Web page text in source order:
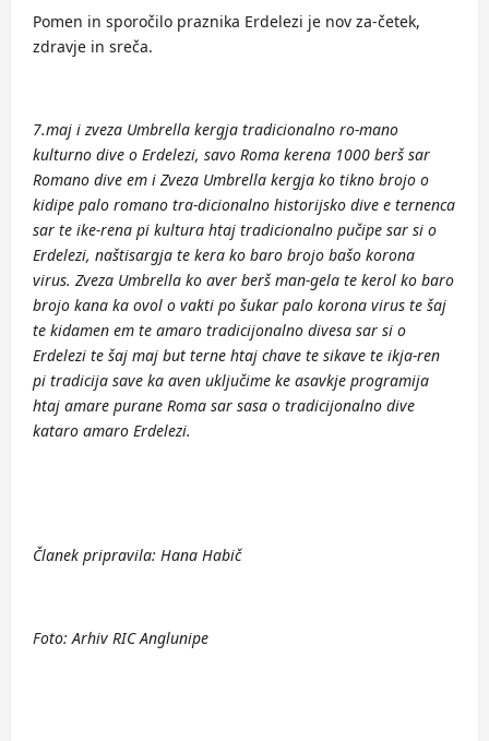
Pomen in sporočilo praznika Erdelezi je nov za-četek,
zdravje in sreča.
7.maj i zveza Umbrella kergja tradicionalno ro-mano
kulturno dive o Erdelezi, savo Roma kerena 1000 berš sar
Romano dive em i Zveza Umbrella kergja ko tikno brojo o
kidipe palo romano tra-dicionalno historijsko dive e ternenca
sar te ike-rena pi kultura htaj tradicionalno pučipe sar si o
Erdelezi, naštisargja te kera ko baro brojo bašo korona
virus. Zveza Umbrella ko aver berš man-gela te kerol ko baro
brojo kana ka ovol o vakti po šukar palo korona virus te šaj
te kidamen em te amaro tradicijonalno divesa sar si o
Erdelezi te šaj maj but terne htaj chave te sikave te ikja-ren
pi tradicija save ka aven uključime ke asavkje programija
htaj amare purane Roma sar sasa o tradicijonalno dive
kataro amaro Erdelezi.
Članek pripravila: Hana Habič
Foto: Arhiv RIC Anglunipe